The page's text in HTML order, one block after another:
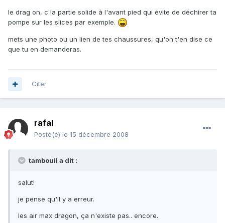
le drag on, c la partie solide à l'avant pied qui évite de déchirer ta
pompe sur les slices par exemple.
mets une photo ou un lien de tes chaussures, qu'on t'en dise ce
que tu en demanderas.
Citer
rafal
Posté(e) le 15 décembre 2008
tambouil a dit :
salut!
je pense qu'il y a erreur.
les air max dragon, ça n'existe pas.. encore.